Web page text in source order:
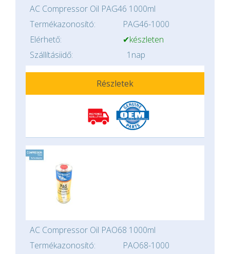
AC Compressor Oil PAG46 1000ml
Termékazonosító:
PAG46-1000
Elérhető:
✔készleten
Szállításiidő:
1nap
Részletek
AC Compressor Oil PAO68 1000ml
Termékazonosító:
PAO68-1000